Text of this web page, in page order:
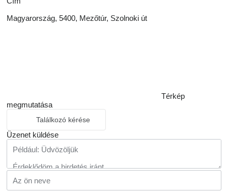
Magyarország, 5400, Mezőtúr, Szolnoki út
Térkép
megmutatása
Találkozó kérése
Üzenet küldése